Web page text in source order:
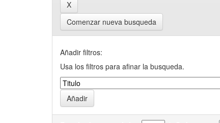
Comenzar nueva busqueda
Añadir filtros:
Usa los filtros para afinar la busqueda.